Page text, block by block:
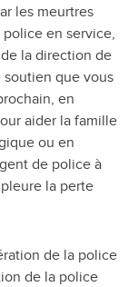
les meurtres
en service,
la direction de
soutien que vous
en
aider la famille
ou en
de police à
la perte
de la police
de la police